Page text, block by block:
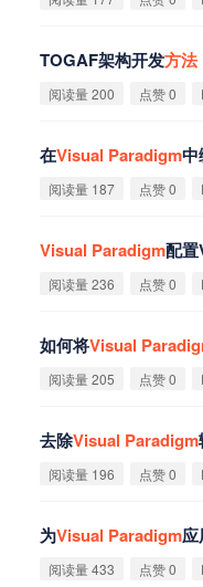
TOGAF架构开发方法
阅读量 200 点赞 0
在Visual Paradigm中
阅读量 187 点赞 0
Visual Paradigm配置
阅读量 236 点赞 0
如何将Visual
阅读量 205 点赞 0
去除Visual Paradigm
阅读量 196 点赞 0
为Visual Paradigm应
阅读量 433 点赞 0